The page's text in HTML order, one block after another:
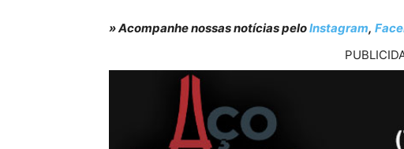
» Acompanhe nossas notícias peloInstagram,